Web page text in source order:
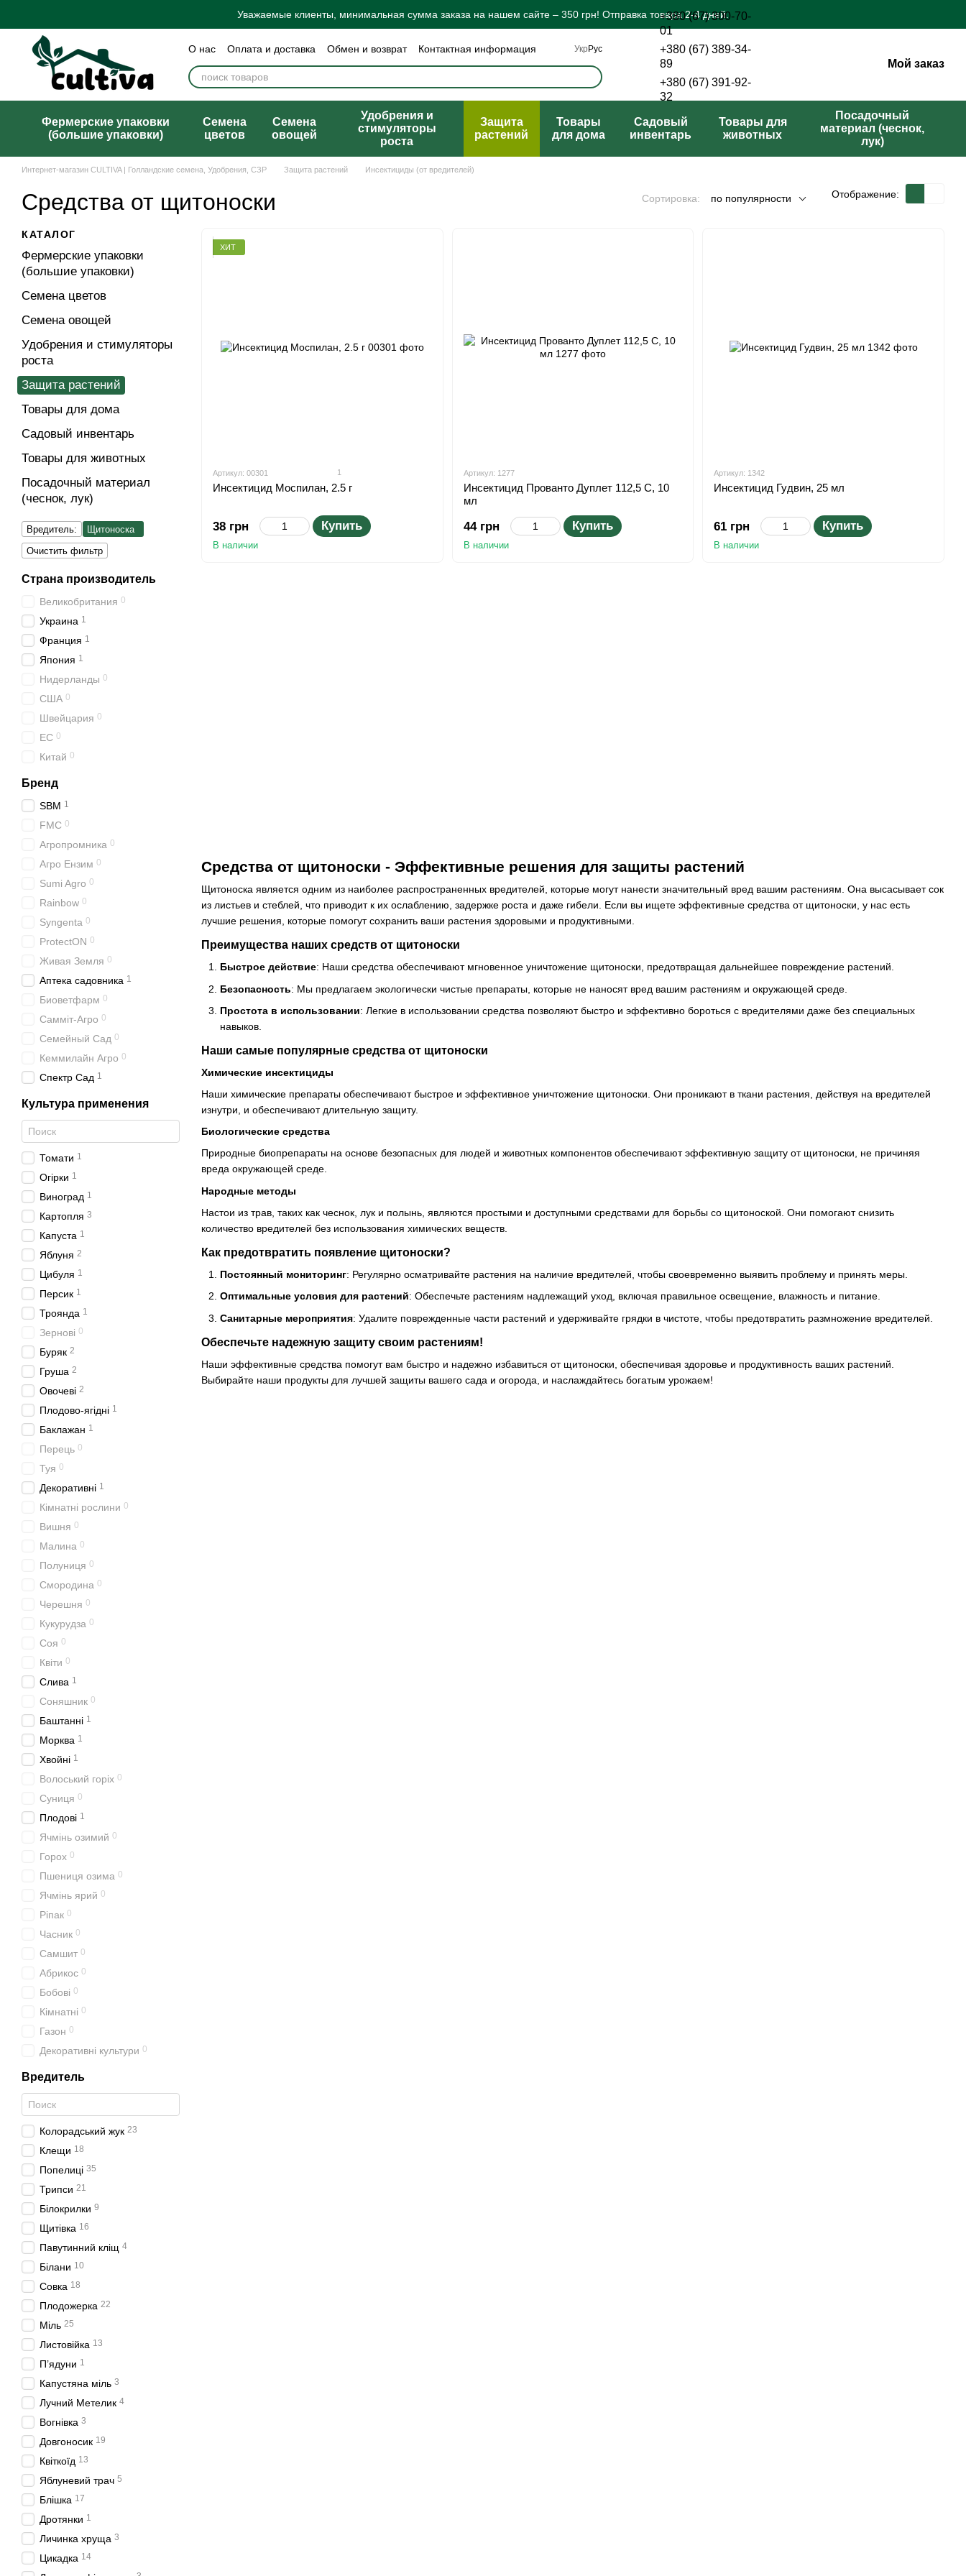
Уважаемые клиенты, минимальная сумма заказа на нашем сайте – 350 грн! Отправка товара 2-4 дней.
О нас Оплата и доставка Обмен и возврат
Контактная информация
Бренды
Блог Политика конфиденциальности
Отзывы о магазине
Договор публичной оферты
Укр Рус
+380 (67) 300-70-
01
+380 (67) 389-34-
89
+380 (67) 391-92-
32
Мой заказ
Фермерские упаковки
(большие упаковки)
Семена
цветов
Семена
овощей
Удобрения и
стимуляторы
роста
Защита
растений
Товары
для дома
Cадовый
инвентарь
Товары для
животных
Посадочный
материал (чеснок,
лук)
Интернет-магазин CULTIVA | Голландские семена, Удобрения, СЗР Защита растений Инсектициды (от вредителей)
Средства от щитоноски Сортировка: по популярности Отображение:
ХИТ
Артикул: 00301 1
Инсектицид Моспилан, 2.5 г
38 грн Купить
В наличии
Артикул: 1277
Инсектицид Прованто Дуплет 112,5 С, 10
мл
44 грн Купить
В наличии
Артикул: 1342
Инсектицид Гудвин, 25 мл
61 грн Купить
В наличии
Средства от щитоноски - Эффективные решения для защиты растений
Щитоноска является одним из наиболее распространенных вредителей, которые могут нанести значительный вред вашим растениям. Она высасывает сок
из листьев и стеблей, что приводит к их ослаблению, задержке роста и даже гибели. Если вы ищете эффективные средства от щитоноски, у нас есть
лучшие решения, которые помогут сохранить ваши растения здоровыми и продуктивными.
Преимущества наших средств от щитоноски
Быстрое действие: Наши средства обеспечивают мгновенное уничтожение щитоноски, предотвращая дальнейшее повреждение растений.
Безопасность: Мы предлагаем экологически чистые препараты, которые не наносят вред вашим растениям и окружающей среде.
Простота в использовании: Легкие в использовании средства позволяют быстро и эффективно бороться с вредителями даже без специальных
навыков.
Наши самые популярные средства от щитоноски
Химические инсектициды
Наши химические препараты обеспечивают быстрое и эффективное уничтожение щитоноски. Они проникают в ткани растения, действуя на вредителей
изнутри, и обеспечивают длительную защиту.
Биологические средства
Природные биопрепараты на основе безопасных для людей и животных компонентов обеспечивают эффективную защиту от щитоноски, не причиняя
вреда окружающей среде.
Народные методы
Настои из трав, таких как чеснок, лук и полынь, являются простыми и доступными средствами для борьбы со щитоноской. Они помогают снизить
количество вредителей без использования химических веществ.
Как предотвратить появление щитоноски?
Постоянный мониторинг: Регулярно осматривайте растения на наличие вредителей, чтобы своевременно выявить проблему и принять меры.
Оптимальные условия для растений: Обеспечьте растениям надлежащий уход, включая правильное освещение, влажность и питание.
Санитарные мероприятия: Удалите поврежденные части растений и удерживайте грядки в чистоте, чтобы предотвратить размножение вредителей.
Обеспечьте надежную защиту своим растениям!
Наши эффективные средства помогут вам быстро и надежно избавиться от щитоноски, обеспечивая здоровье и продуктивность ваших растений.
Выбирайте наши продукты для лучшей защиты вашего сада и огорода, и наслаждайтесь богатым урожаем!
КАТАЛОГ
Фермерские упаковки
(большие упаковки)
Семена цветов
Семена овощей
Удобрения и стимуляторы
роста
Защита растений
Товары для дома
Cадовый инвентарь
Товары для животных
Посадочный материал
(чеснок, лук)
Вредитель:
Щитоноска
Очистить фильтр
Страна производитель
Великобритания 0
Украина 1
Франция 1
Япония 1
Нидерланды 0
США 0
Швейцария 0
ЕС 0
Китай 0
Бренд
SBM 1
FMC 0
Агропромника 0
Агро Ензим 0
Sumi Agro 0
Rainbow 0
Syngenta 0
ProtectON 0
Живая Земля 0
Аптека садовника 1
Биоветфарм 0
Самміт-Агро 0
Семейный Сад 0
Кеммилайн Агро 0
Спектр Сад 1
Культура применения
Томати 1
Огірки 1
Виноград 1
Картопля 3
Капуста 1
Яблуня 2
Цибуля 1
Персик 1
Троянда 1
Зернові 0
Буряк 2
Груша 2
Овочеві 2
Плодово-ягідні 1
Баклажан 1
Перець 0
Туя 0
Декоративні 1
Кімнатні рослини 0
Вишня 0
Малина 0
Полуниця 0
Смородина 0
Черешня 0
Кукурудза 0
Соя 0
Квіти 0
Слива 1
Соняшник 0
Баштанні 1
Морква 1
Хвойні 1
Волоський горіх 0
Суниця 0
Плодові 1
Ячмінь озимий 0
Горох 0
Пшениця озима 0
Ячмінь ярий 0
Ріпак 0
Часник 0
Самшит 0
Абрикос 0
Бобові 0
Кімнатні 0
Газон 0
Декоративні культури 0
Вредитель
Колорадський жук 23
Клещи 18
Попелиці 35
Трипси 21
Білокрилки 9
Щитівка 16
Павутинний кліщ 4
Білани 10
Совка 18
Плодожерка 22
Міль 25
Листовійка 13
П’ядуни 1
Капустяна міль 3
Лучний Метелик 4
Вогнівка 3
Довгоносик 19
Квіткоїд 13
Яблуневий трач 5
Блішка 17
Дротянки 1
Личинка хруща 3
Цикадка 14